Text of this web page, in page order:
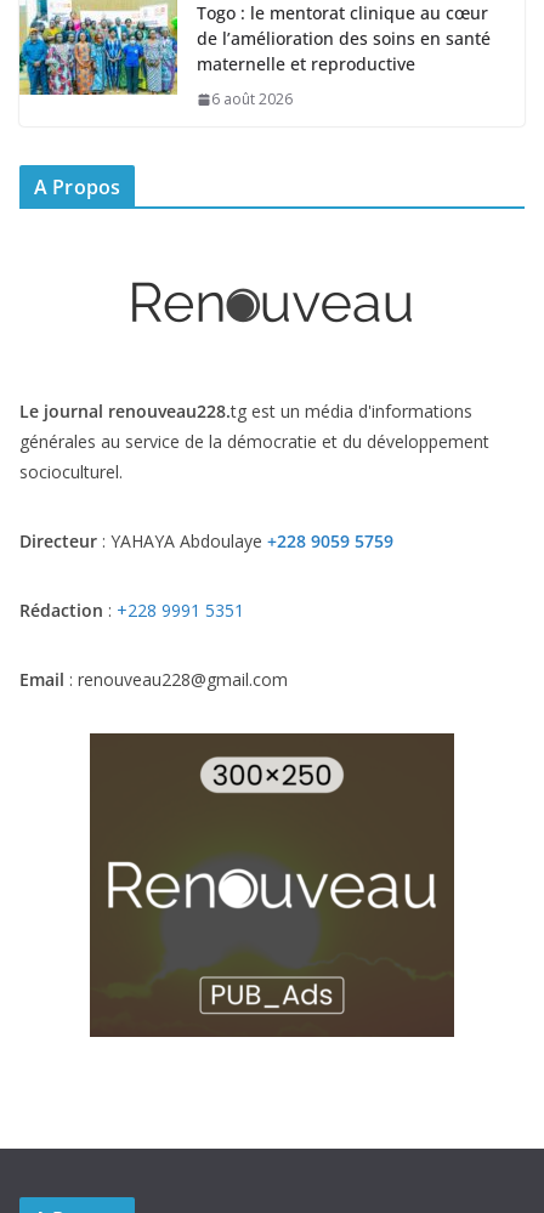
Togo : le mentorat clinique au cœur
de l’amélioration des soins en santé
maternelle et reproductive
6 août 2026
A Propos
Le journal renouveau228.tg est un média d'informations
générales au service de la démocratie et du développement
socioculturel.
Directeur : YAHAYA Abdoulaye +228 9059 5759
Rédaction : +228 9991 5351
Email : renouveau228@gmail.com